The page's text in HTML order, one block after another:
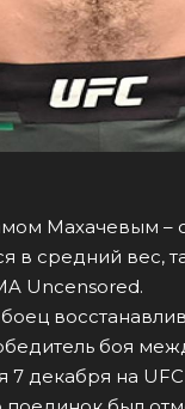
Махачевым –
в средний вес,
Uncensored.
боя
7 декабря на